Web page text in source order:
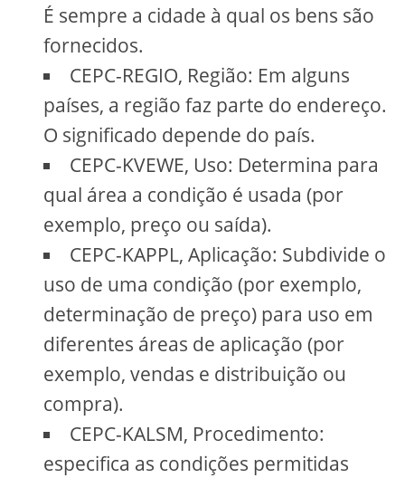
É sempre a cidade à qual os bens são
fornecidos.
CEPC-REGIO, Região: Em alguns
países, a região faz parte do endereço.
O significado depende do país.
CEPC-KVEWE, Uso: Determina para
qual área a condição é usada (por
exemplo, preço ou saída).
CEPC-KAPPL, Aplicação: Subdivide o
uso de uma condição (por exemplo,
determinação de preço) para uso em
diferentes áreas de aplicação (por
exemplo, vendas e distribuição ou
compra).
CEPC-KALSM, Procedimento:
especifica as condições permitidas